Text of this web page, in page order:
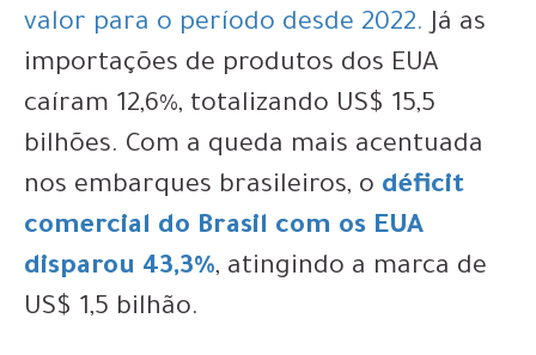
valor para o período desde 2022. Já as
importações de produtos dos EUA
caíram 12,6%, totalizando US$ 15,5
bilhões. Com a queda mais acentuada
nos embarques brasileiros, o déficit
comercial do Brasil com os EUA
disparou 43,3%, atingindo a marca de
US$ 1,5 bilhão.